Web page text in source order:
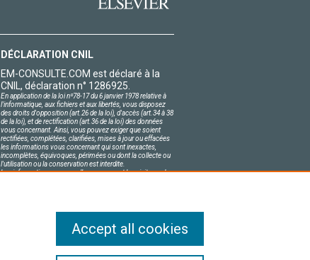
DÉCLARATION CNIL
EM-CONSULTE.COM est déclaré à la
CNIL, déclaration n° 1286925.
En application de la loi nº78-17 du 6 janvier 1978 relative à
l'informatique, aux fichiers et aux libertés, vous disposez
des droits d'opposition (art.26 de la loi), d'accès (art.34 à 38
de la loi), et de rectification (art.36 de la loi) des données
vous concernant. Ainsi, vous pouvez exiger que soient
rectifiées, complétées, clarifiées, mises à jour ou effacées
les informations vous concernant qui sont inexactes,
incomplètes, équivoques, périmées ou dont la collecte ou
l'utilisation ou la conservation est interdite.
Les informations personnelles concernant les visiteurs de
Accept all cookies